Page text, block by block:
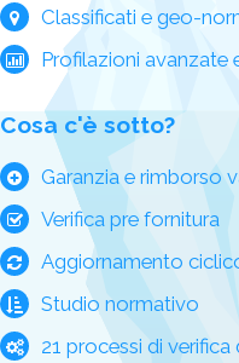
Classificati e geo-
Profilazioni avanzate
Cosa c'è sotto?
Garanzia e rimborso
Verifica pre fornitura
Aggiornamento
Studio normativo
21 processi di verifica